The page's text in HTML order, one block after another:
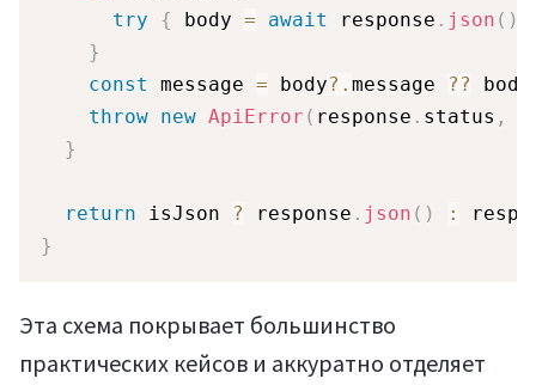
try
{ body = await response . json ( )
}
const
message = body?. message ?? body
throw new ApiError ( response . status ,
}
return isJson ? response . json ( ) :
}
Эта схема покрывает большинство
практических кейсов и аккуратно отделяет